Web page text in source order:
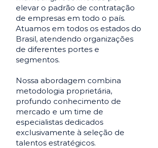
elevar o padrão de contratação
de empresas em todo o país.
Atuamos em todos os estados do
Brasil, atendendo organizações
de diferentes portes e
segmentos.
Nossa abordagem combina
metodologia proprietária,
profundo conhecimento de
mercado e um time de
especialistas dedicados
exclusivamente à seleção de
talentos estratégicos.